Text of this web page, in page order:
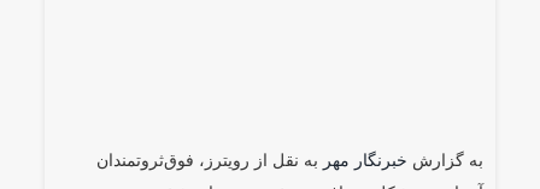
به گزارش خبرنگار مهر
به نقل از رویترز، فوق‌ثروتمندان